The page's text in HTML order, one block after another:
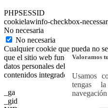
Valoramos
Usamos
tengas
PHPSESSID
cookielawinfo-checkbox-
No necesaria
No necesaria
Cualquier cookie que pueda no
que el sitio web funcione y se
datos personales del usuario a
contenidos integrados se
_ga
_gid